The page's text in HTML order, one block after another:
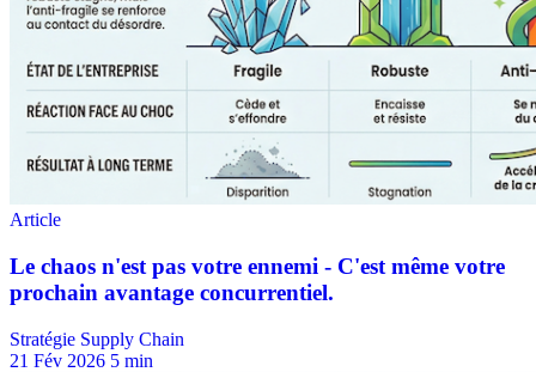
Stratégie Supply Chain
21 Fév 2026 5 min